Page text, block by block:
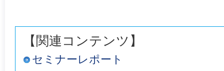
【関連コンテンツ】
セミナーレポート